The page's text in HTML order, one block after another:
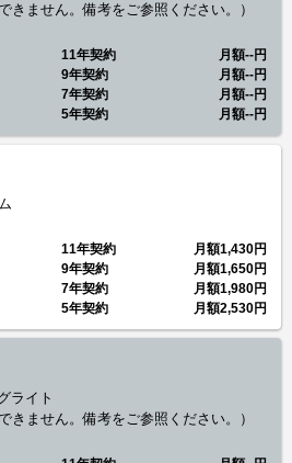
きません。備考をご参照ください。）
11年契約 月額--円
9年契約
月額--円
7年契約
月額--円
5年契約
月額--円
11年契約 月額1,430円
9年契約
月額1,650円
7年契約
月額1,980円
5年契約
月額2,530円
ライト
きません。備考をご参照ください。）